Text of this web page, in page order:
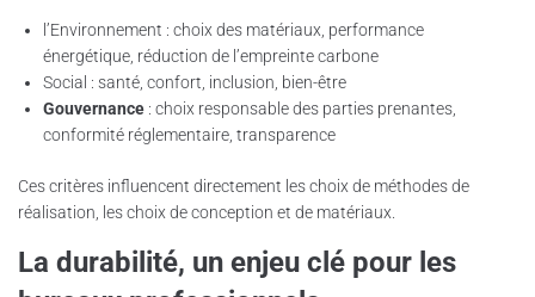
l’Environnement : choix des matériaux, performance
énergétique, réduction de l’empreinte carbone
Social : santé, confort, inclusion, bien-être
Gouvernance : choix responsable des parties prenantes,
conformité réglementaire, transparence
Ces critères influencent directement les choix de méthodes de
réalisation, les choix de conception et de matériaux.
La durabilité, un enjeu clé pour les